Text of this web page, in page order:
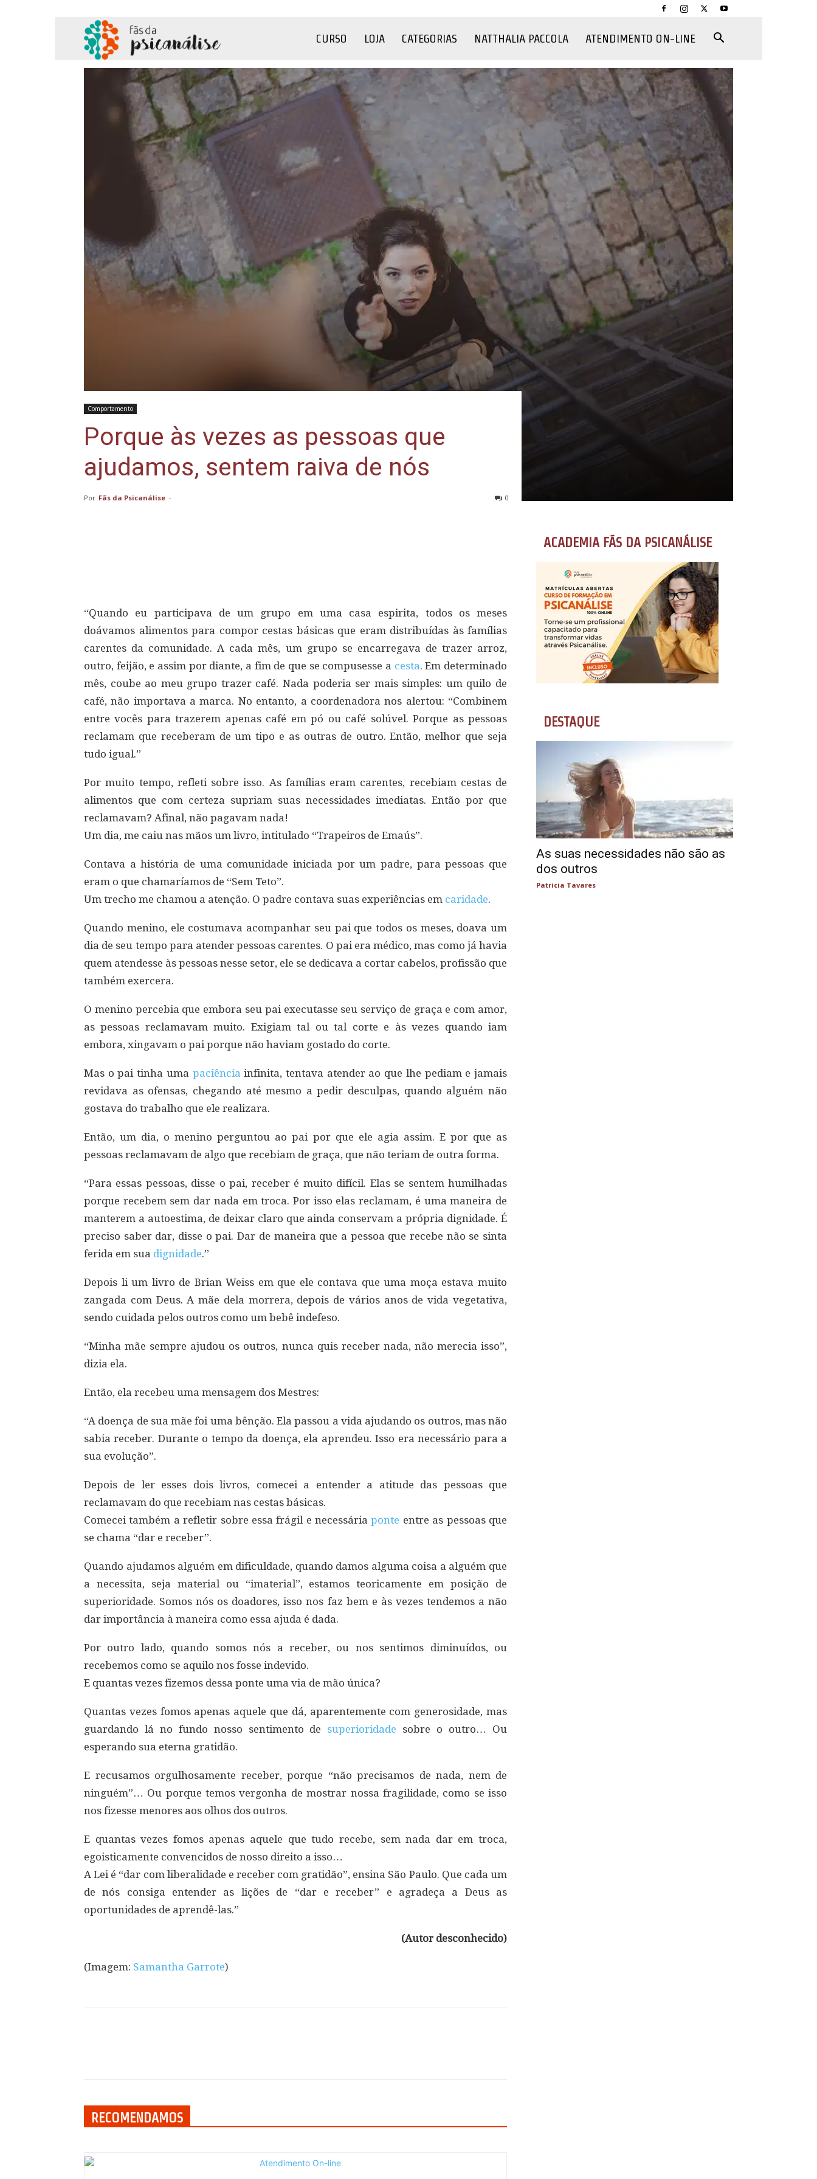
da
Psicanálise
CURSO LOJA CATEGORIAS NATTHALIA PACCOLA ATENDIMENTO ON-LINE
Comportamento
Porque às vezes as pessoas que
ajudamos, sentem raiva de nós
Por Fãs da Psicanálise - 0
“Quando eu participava de um grupo em uma casa espirita, todos os meses
doávamos alimentos para compor cestas básicas que eram distribuídas às famílias
carentes da comunidade. A cada mês, um grupo se encarregava de trazer arroz,
outro, feijão, e assim por diante, a fim de que se compusesse a cesta. Em determinado
mês, coube ao meu grupo trazer café. Nada poderia ser mais simples: um quilo de
café, não importava a marca. No entanto, a coordenadora nos alertou: “Combinem
entre vocês para trazerem apenas café em pó ou café solúvel. Porque as pessoas
reclamam que receberam de um tipo e as outras de outro. Então, melhor que seja
tudo igual.”
Por muito tempo, refleti sobre isso. As famílias eram carentes, recebiam cestas de
alimentos que com certeza supriam suas necessidades imediatas. Então por que
reclamavam? Afinal, não pagavam nada!
Um dia, me caiu nas mãos um livro, intitulado “Trapeiros de Emaús”.
Contava a história de uma comunidade iniciada por um padre, para pessoas que
eram o que chamaríamos de “Sem Teto”.
Um trecho me chamou a atenção. O padre contava suas experiências em caridade.
Quando menino, ele costumava acompanhar seu pai que todos os meses, doava um
dia de seu tempo para atender pessoas carentes. O pai era médico, mas como já havia
quem atendesse às pessoas nesse setor, ele se dedicava a cortar cabelos, profissão que
também exercera.
O menino percebia que embora seu pai executasse seu serviço de graça e com amor,
as pessoas reclamavam muito. Exigiam tal ou tal corte e às vezes quando iam
embora, xingavam o pai porque não haviam gostado do corte.
Mas o pai tinha uma paciência infinita, tentava atender ao que lhe pediam e jamais
revidava as ofensas, chegando até mesmo a pedir desculpas, quando alguém não
gostava do trabalho que ele realizara.
Então, um dia, o menino perguntou ao pai por que ele agia assim. E por que as
pessoas reclamavam de algo que recebiam de graça, que não teriam de outra forma.
“Para essas pessoas, disse o pai, receber é muito difícil. Elas se sentem humilhadas
porque recebem sem dar nada em troca. Por isso elas reclamam, é uma maneira de
manterem a autoestima, de deixar claro que ainda conservam a própria dignidade. É
preciso saber dar, disse o pai. Dar de maneira que a pessoa que recebe não se sinta
ferida em sua dignidade.”
Depois li um livro de Brian Weiss em que ele contava que uma moça estava muito
zangada com Deus. A mãe dela morrera, depois de vários anos de vida vegetativa,
sendo cuidada pelos outros como um bebê indefeso.
“Minha mãe sempre ajudou os outros, nunca quis receber nada, não merecia isso”,
dizia ela.
Então, ela recebeu uma mensagem dos Mestres:
“A doença de sua mãe foi uma bênção. Ela passou a vida ajudando os outros, mas não
sabia receber. Durante o tempo da doença, ela aprendeu. Isso era necessário para a
sua evolução”.
Depois de ler esses dois livros, comecei a entender a atitude das pessoas que
reclamavam do que recebiam nas cestas básicas.
Comecei também a refletir sobre essa frágil e necessáriaponte entre as pessoas que
se chama “dar e receber”.
Quando ajudamos alguém em dificuldade, quando damos alguma coisa a alguém que
a necessita, seja material ou “imaterial”, estamos teoricamente em posição de
superioridade. Somos nós os doadores, isso nos faz bem e às vezes tendemos a não
dar importância à maneira como essa ajuda é dada.
Por outro lado, quando somos nós a receber, ou nos sentimos diminuídos, ou
recebemos como se aquilo nos fosse indevido.
E quantas vezes fizemos dessa ponte uma via de mão única?
Quantas vezes fomos apenas aquele que dá, aparentemente com generosidade, mas
guardando lá no fundo nosso sentimento de superioridade sobre o outro… Ou
esperando sua eterna gratidão.
E recusamos orgulhosamente receber, porque “não precisamos de nada, nem de
ninguém”… Ou porque temos vergonha de mostrar nossa fragilidade, como se isso
nos fizesse menores aos olhos dos outros.
E quantas vezes fomos apenas aquele que tudo recebe, sem nada dar em troca,
egoisticamente convencidos de nosso direito a isso…
A Lei é “dar com liberalidade e receber com gratidão”, ensina São Paulo. Que cada um
de nós consiga entender as lições de “dar e receber” e agradeça a Deus as
oportunidades de aprendê-las.”
(Autor desconhecido)
(Imagem: Samantha Garrote)
RECOMENDAMOS
ACADEMIA FÃS DA PSICANÁLISE
DESTAQUE
As suas necessidades não são as
dos outros
Patricia Tavares